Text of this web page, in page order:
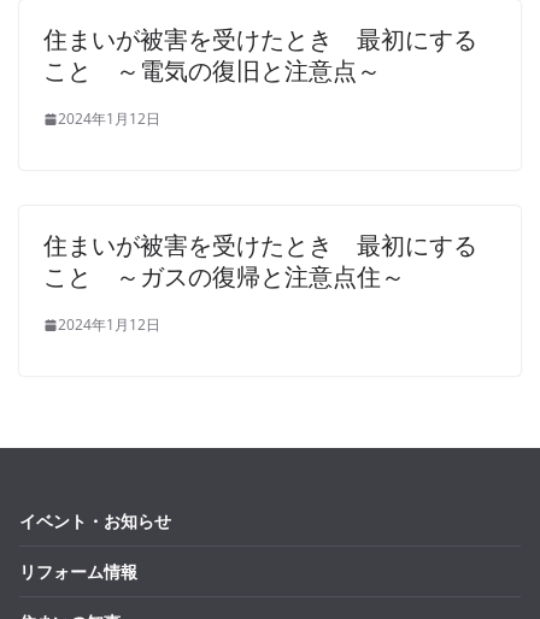
住まいが被害を受けたとき 最初にする
こと ～電気の復旧と注意点～
2024年1月12日
住まいが被害を受けたとき 最初にする
こと ～ガスの復帰と注意点住～
2024年1月12日
イベント・お知らせ
リフォーム情報